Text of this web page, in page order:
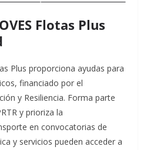
Flotas Plus
Plus proporciona ayudas para
financiado por el
y Resiliencia. Forma parte
y prioriza la
en convocatorias de
y servicios pueden acceder a